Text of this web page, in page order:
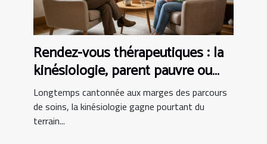
Rendez-vous thérapeutiques : la
kinésiologie, parent pauvre ou
alliée incontournable ?
Longtemps cantonnée aux marges des parcours
de soins, la kinésiologie gagne pourtant du
terrain...